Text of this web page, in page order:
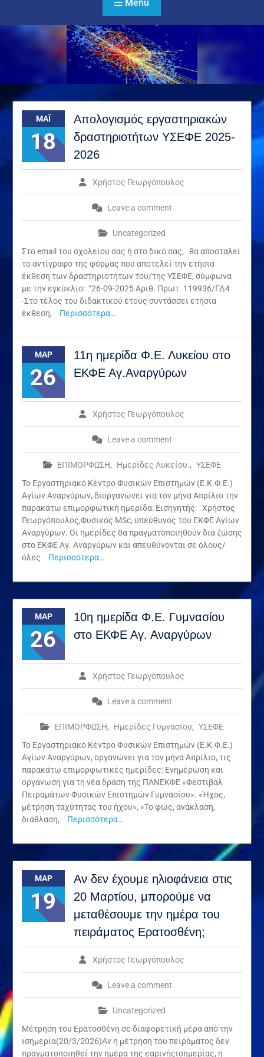
Menu
ΜΆΙ
18
Απολογισμός εργαστηριακών
δραστηριοτήτων ΥΣΕΦΕ 2025-
2026
Χρήστος Γεωργόπουλος
Leave a comment
Uncategorized
Στο email του σχολείου σας ή στο δικό σας, θα αποσταλεί
το αντίγραφο της φόρμας που αποτελεί την ετήσια
έκθεση των δραστηριοτήτων του/της ΥΣΕΦΕ, σύμφωνα
με την εγκύκλιο: “26-09-2025 Αριθ. Πρωτ. 119936/ΓΔ4
-Στο τέλος του διδακτικού έτους συντάσσει ετήσια
έκθεση,
Περισσότερα…
ΜΑΡ
26
11η ημερίδα Φ.Ε. Λυκείου στο
ΕΚΦΕ Αγ.Αναργύρων
Χρήστος Γεωργόπουλος
Leave a comment
ΕΠΙΜΟΡΦΩΣΗ, Ημερίδες Λυκείου., ΥΣΕΦΕ
Το Εργαστηριακό Κέντρο Φυσικών Επιστημών (Ε.Κ.Φ.Ε.)
Αγίων Αναργύρων, διοργανώνει για τον μήνα Απρίλιο την
παρακάτω επιμορφωτική ημερίδα: Εισηγητής: Χρήστος
Γεωργόπουλος,Φυσικός MSc, υπεύθυνος του ΕΚΦΕ Αγίων
Αναργύρων. Οι ημερίδες θα πραγματοποιηθούν δια ζώσης
στο ΕΚΦΕ Αγ. Αναργύρων και απευθύνονται σε όλους/
όλες
Περισσότερα…
ΜΑΡ
26
10η ημερίδα Φ.Ε. Γυμνασίου
στο ΕΚΦΕ Αγ. Αναργύρων
Χρήστος Γεωργόπουλος
Leave a comment
ΕΠΙΜΟΡΦΩΣΗ, Ημερίδες Γυμνασίου, ΥΣΕΦΕ
Το Εργαστηριακό Κέντρο Φυσικών Επιστημών (Ε.Κ.Φ.Ε.)
Αγίων Αναργύρων, οργανώνει για τον μήνα Απρίλιο, τις
παρακάτω επιμορφωτικές ημερίδες: Ενημέρωση και
οργάνωση για τη νέα δράση της ΠΑΝΕΚΦΕ «Φεστιβάλ
Πειραμάτων Φυσικών Επιστημών Γυμνασίου». «Ήχος,
μέτρηση ταχύτητας του ήχου», «Το φως, ανάκλαση,
διάθλαση,
Περισσότερα…
ΜΑΡ
19
Αν δεν έχουμε ηλιοφάνεια στις
20 Μαρτίου, μπορούμε να
μεταθέσουμε την ημέρα του
πειράματος Ερατοσθένη;
Χρήστος Γεωργόπουλος
Leave a comment
Uncategorized
Μέτρηση του Ερατοσθένη σε διαφορετική μέρα από την
ισημερία(20/3/2026)Αν η μέτρηση του πειράματος δεν
πραγματοποιηθεί την ημέρα της εαρινήςισημερίας, η